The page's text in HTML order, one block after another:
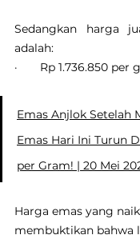
Sedangkan harga
adalah:
·       Rp 1.736.850 per
Emas Anjlok Setelah
Emas Hari Ini Turun
per Gram! | 20 Mei
Harga emas yang
membuktikan bahwa